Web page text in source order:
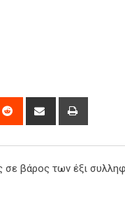
Reddit
Share
σε βάρος των έξι